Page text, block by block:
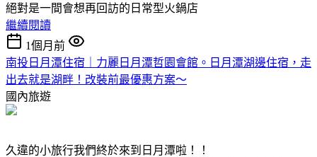
絕對是一間會想再回訪的日常型火鍋店
繼續閱讀
1個月前
南投日月潭住宿｜力麗日月潭哲園會館。日月潭湖邊住宿，走
出去就是湖畔！改裝前最優惠方案～
國內旅遊
久違的小旅行我們終於來到日月潭啦！！